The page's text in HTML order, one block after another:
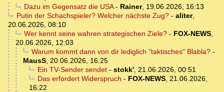
Dazu im Gegensatz die USA- Rainer, 19.06.2026, 16:13
Putin der Schachspieler? Welcher nächste Zug?- aliter,
20.06.2026, 08:10
Wer kennt seine wahren strategischen Ziele?- FOX-NEWS,
20.06.2026, 12:03
Warum kommt dann von dir lediglich "taktisches" Blabla?-
MausS, 20.06.2026, 16:25
Ein TV-Sender sendet- stokk', 21.06.2026, 00:51
Das erfordert Widerspruch - FOX-NEWS, 21.06.2026,
16:22